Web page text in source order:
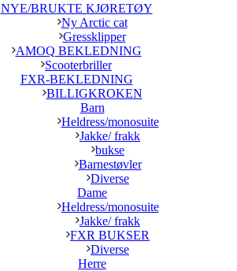
NYE/BRUKTE KJØRETØY
Ny Arctic cat
Gressklipper
AMOQ BEKLEDNING
Scooterbriller
FXR-BEKLEDNING
BILLIGKROKEN
Barn
Heldress/monosuite
Jakke/ frakk
bukse
Barnestøvler
Diverse
Dame
Heldress/monosuite
Jakke/ frakk
FXR BUKSER
Diverse
Herre